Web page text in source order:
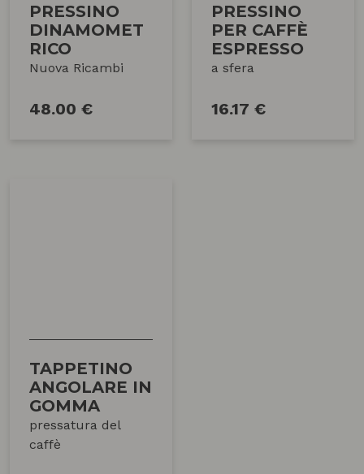
PRESSINO
DINAMOMET
RICO
Nuova Ricambi
48.00 €
PRESSINO
PER CAFFÈ
ESPRESSO
a sfera
16.17 €
TAPPETINO
ANGOLARE IN
GOMMA
pressatura del
caffè